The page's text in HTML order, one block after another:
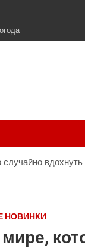
вдохнуть
НОВИНКИ